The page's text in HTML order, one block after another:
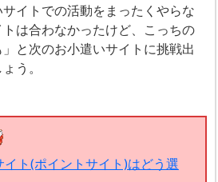
イトでの活動をまったくやらな
は合わなかったけど、こっちの
と次のお小遣いサイトに挑戦出
う。
イト(ポイントサイト)はどう選